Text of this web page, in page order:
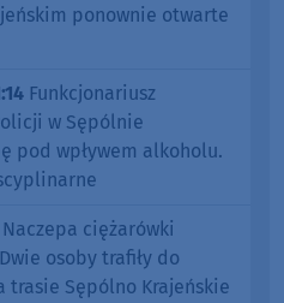
ponownie otwarte
Funkcjonariusz
w Sępólnie
pod wpływem alkoholu.
Naczepa ciężarówki
osoby trafiły do
Sępólno Krajeńskie